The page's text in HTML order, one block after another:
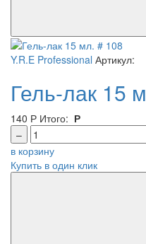
Y.R.E Professional Артикул:
Гель-лак 15
140 Р Итого: Р
–
в корзину
Купить в один клик